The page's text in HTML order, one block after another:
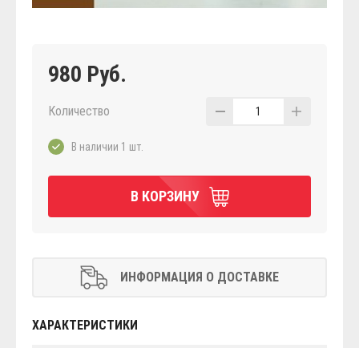
980 Руб.
Количество 1
В наличии 1 шт.
В КОРЗИНУ
ИНФОРМАЦИЯ О ДОСТАВКЕ
ХАРАКТЕРИСТИКИ